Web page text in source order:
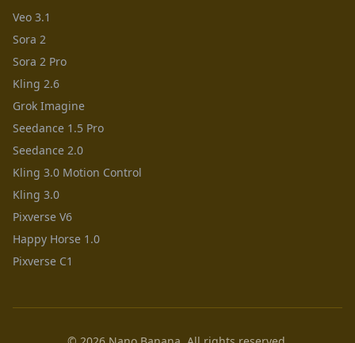
Veo 3.1
Sora 2
Sora 2 Pro
Kling 2.6
Grok Imagine
Seedance 1.5 Pro
Seedance 2.0
Kling 3.0 Motion Control
Kling 3.0
Pixverse V6
Happy Horse 1.0
Pixverse C1